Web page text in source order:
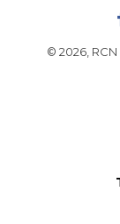
© 2026,